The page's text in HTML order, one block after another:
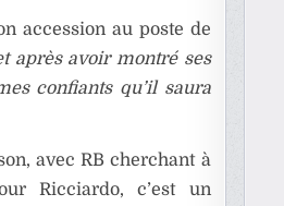
accession au poste de
après avoir montré ses
confiants qu’il saura
avec RB cherchant à
Ricciardo, c’est un